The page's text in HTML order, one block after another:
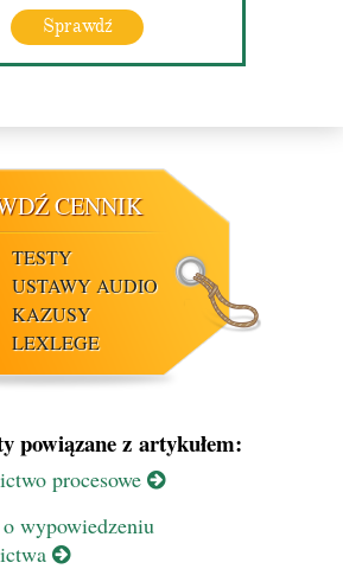
Sprawdź
CENNIK
TESTY
USTAWY AUDIO
KAZUSY
LEXLEGE
powiązane z artykułem:
procesowe
wypowiedzeniu